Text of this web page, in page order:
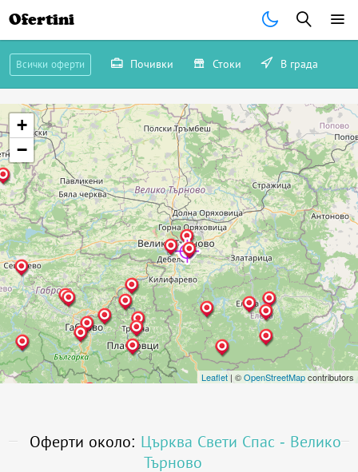
Ofertini
Всички оферти Почивки Стоки В града
+
−
Leaflet | ©OpenStreetMapcontributors
Оферти около: Църква Свети Спас - Велико
Търново